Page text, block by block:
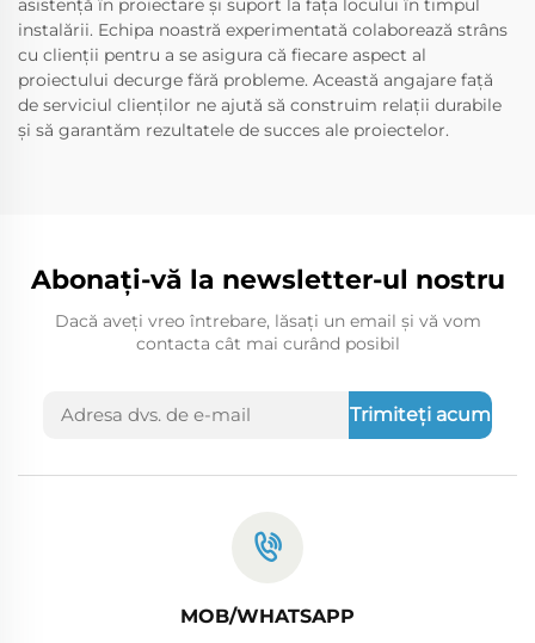
asistență în proiectare și suport la fața locului în timpul
instalării. Echipa noastră experimentată colaborează strâns
cu clienții pentru a se asigura că fiecare aspect al
proiectului decurge fără probleme. Această angajare față
de serviciul clienților ne ajută să construim relații durabile
și să garantăm rezultatele de succes ale proiectelor.
Abonați-vă la newsletter-ul nostru
Dacă aveți vreo întrebare, lăsați un email și vă vom
contacta cât mai curând posibil
Trimiteți acum
MOB/WHATSAPP